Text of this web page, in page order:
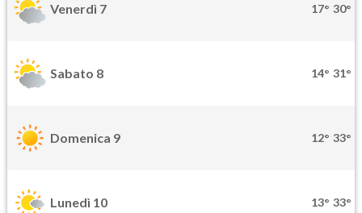
Venerdì 7 17° 30°
Sabato 8 14° 31°
Domenica 9 12° 33°
Lunedì 10 13° 33°